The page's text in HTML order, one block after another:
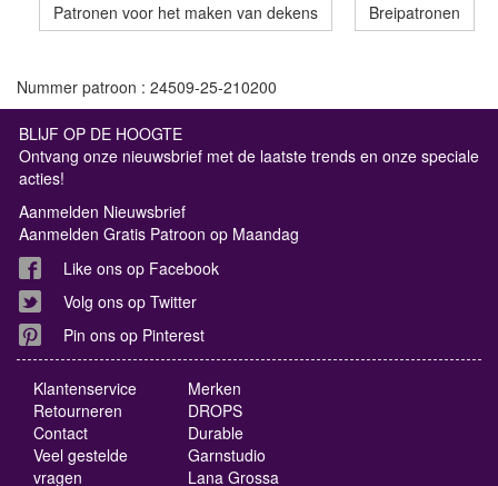
Patronen voor het maken van dekens
Breipatronen
Nummer patroon : 24509-25-210200
BLIJF OP DE HOOGTE
Ontvang onze nieuwsbrief met de laatste trends en onze speciale
acties!
Aanmelden Nieuwsbrief
Aanmelden Gratis Patroon op Maandag
Like ons op Facebook
Volg ons op Twitter
Pin ons op Pinterest
Klantenservice
Retourneren
Contact
Veel gestelde
vragen
Merken
DROPS
Durable
Garnstudio
Lana Grossa